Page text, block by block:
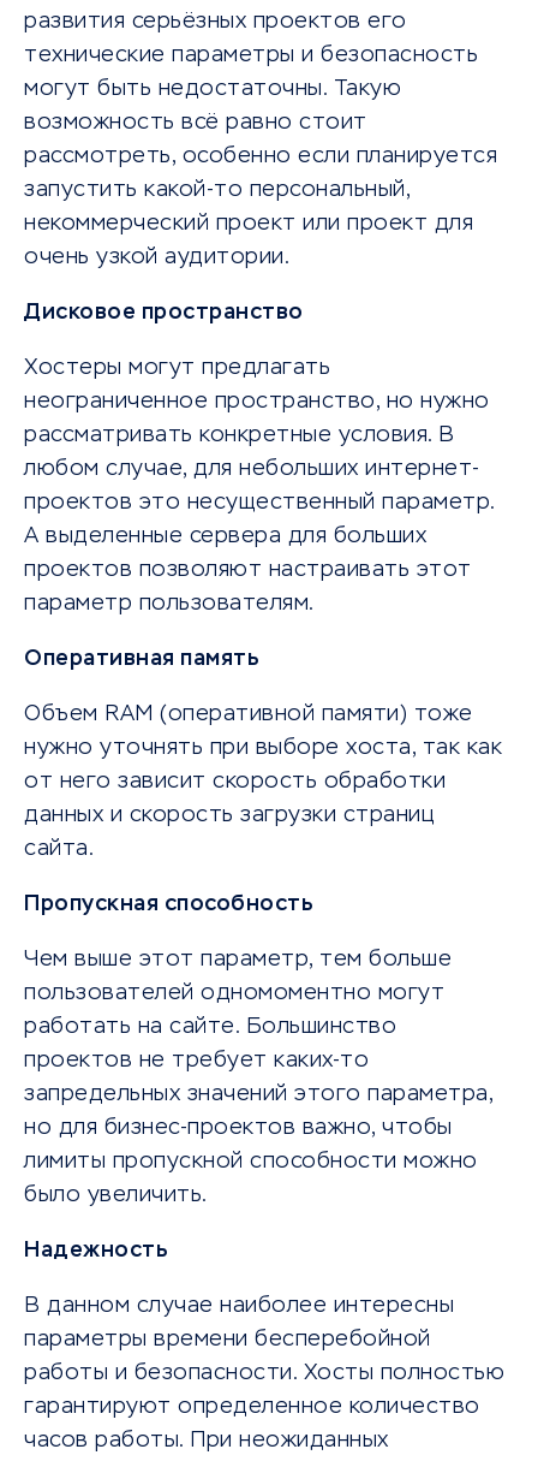
развития серьёзных проектов его
технические параметры и безопасность
могут быть недостаточны. Такую
возможность всё равно стоит
рассмотреть, особенно если планируется
запустить какой-то персональный,
некоммерческий проект или проект для
очень узкой аудитории.
Дисковое пространство
Хостеры могут предлагать
неограниченное пространство, но нужно
рассматривать конкретные условия. В
любом случае, для небольших интернет-
проектов это несущественный параметр.
А выделенные сервера для больших
проектов позволяют настраивать этот
параметр пользователям.
Оперативная память
Объем RAM (оперативной памяти) тоже
нужно уточнять при выборе хоста, так как
от него зависит скорость обработки
данных и скорость загрузки страниц
сайта.
Пропускная способность
Чем выше этот параметр, тем больше
пользователей одномоментно могут
работать на сайте. Большинство
проектов не требует каких-то
запредельных значений этого параметра,
но для бизнес-проектов важно, чтобы
лимиты пропускной способности можно
было увеличить.
Надежность
В данном случае наиболее интересны
параметры времени бесперебойной
работы и безопасности. Хосты полностью
гарантируют определенное количество
часов работы. При неожиданных